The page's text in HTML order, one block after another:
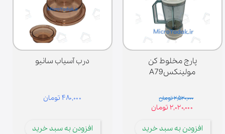
پارچ مخلوط کن
مولینکسA79
۲,۵۲۰,۰۰۰ تومان
۲,۰۲۰,۰۰۰ تومان
افزودن به سبد خرید
درب آسیاب سانیو
۴۸۰,۰۰۰ تومان
افزودن به سبد خرید